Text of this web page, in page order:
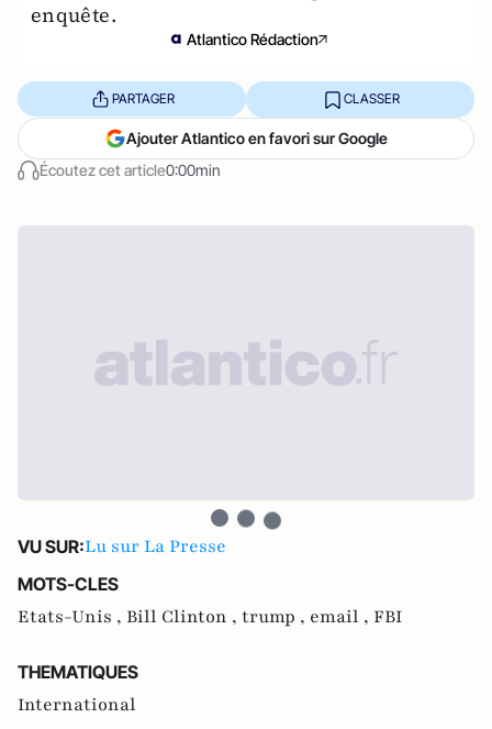
enquête.
Atlantico Rédaction
Écoutez cet article0:00min
PARTAGER CLASSER
Ajouter Atlantico en favori sur Google
VU SUR:Lu sur La Presse
MOTS-CLES
Etats-Unis , Bill Clinton , trump , email , FBI
THEMATIQUES
International